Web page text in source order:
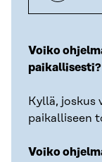
Voiko
paikallisesti?
Kyllä, joskus
paikalliseen
Voiko